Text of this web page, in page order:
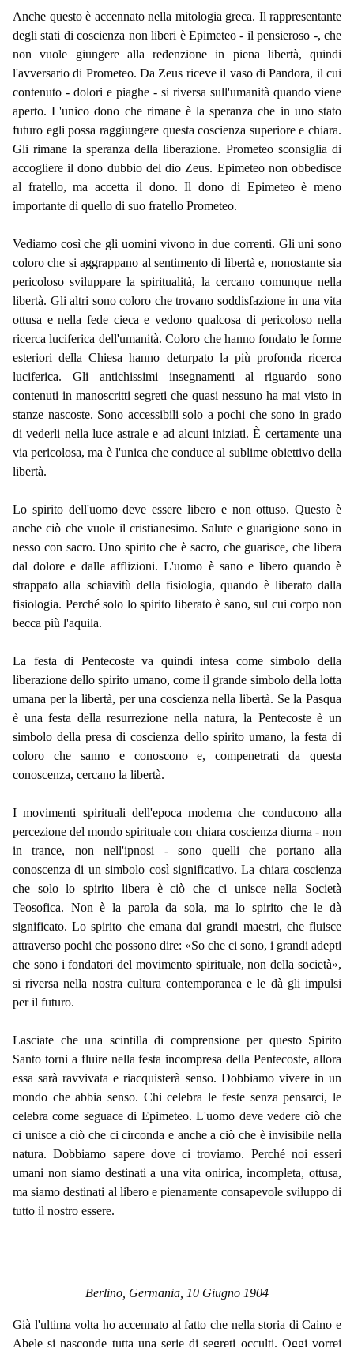
Anche questo è accennato nella mitologia greca. Il rappresentante
degli stati di coscienza non liberi è Epimeteo - il pensieroso -, che
non vuole giungere alla redenzione in piena libertà, quindi
l'avversario di Prometeo. Da Zeus riceve il vaso di Pandora, il cui
contenuto - dolori e piaghe - si riversa sull'umanità quando viene
aperto. L'unico dono che rimane è la speranza che in uno stato
futuro egli possa raggiungere questa coscienza superiore e chiara.
Gli rimane la speranza della liberazione. Prometeo sconsiglia di
accogliere il dono dubbio del dio Zeus. Epimeteo non obbedisce
al fratello, ma accetta il dono. Il dono di Epimeteo è meno
importante di quello di suo fratello Prometeo.
Vediamo così che gli uomini vivono in due correnti. Gli uni sono
coloro che si aggrappano al sentimento di libertà e, nonostante sia
pericoloso sviluppare la spiritualità, la cercano comunque nella
libertà. Gli altri sono coloro che trovano soddisfazione in una vita
ottusa e nella fede cieca e vedono qualcosa di pericoloso nella
ricerca luciferica dell'umanità. Coloro che hanno fondato le forme
esteriori della Chiesa hanno deturpato la più profonda ricerca
luciferica. Gli antichissimi insegnamenti al riguardo sono
contenuti in manoscritti segreti che quasi nessuno ha mai visto in
stanze nascoste. Sono accessibili solo a pochi che sono in grado
di vederli nella luce astrale e ad alcuni iniziati. È certamente una
via pericolosa, ma è l'unica che conduce al sublime obiettivo della
libertà.
Lo spirito dell'uomo deve essere libero e non ottuso. Questo è
anche ciò che vuole il cristianesimo. Salute e guarigione sono in
nesso con sacro. Uno spirito che è sacro, che guarisce, che libera
dal dolore e dalle afflizioni. L'uomo è sano e libero quando è
strappato alla schiavitù della fisiologia, quando è liberato dalla
fisiologia. Perché solo lo spirito liberato è sano, sul cui corpo non
becca più l'aquila.
La festa di Pentecoste va quindi intesa come simbolo della
liberazione dello spirito umano, come il grande simbolo della lotta
umana per la libertà, per una coscienza nella libertà. Se la Pasqua
è una festa della resurrezione nella natura, la Pentecoste è un
simbolo della presa di coscienza dello spirito umano, la festa di
coloro che sanno e conoscono e, compenetrati da questa
conoscenza, cercano la libertà.
I movimenti spirituali dell'epoca moderna che conducono alla
percezione del mondo spirituale con chiara coscienza diurna - non
in trance, non nell'ipnosi - sono quelli che portano alla
conoscenza di un simbolo così significativo. La chiara coscienza
che solo lo spirito libera è ciò che ci unisce nella Società
Teosofica. Non è la parola da sola, ma lo spirito che le dà
significato. Lo spirito che emana dai grandi maestri, che fluisce
attraverso pochi che possono dire: «So che ci sono, i grandi adepti
che sono i fondatori del movimento spirituale, non della società»,
si riversa nella nostra cultura contemporanea e le dà gli impulsi
per il futuro.
Lasciate che una scintilla di comprensione per questo Spirito
Santo torni a fluire nella festa incompresa della Pentecoste, allora
essa sarà ravvivata e riacquisterà senso. Dobbiamo vivere in un
mondo che abbia senso. Chi celebra le feste senza pensarci, le
celebra come seguace di Epimeteo. L'uomo deve vedere ciò che
ci unisce a ciò che ci circonda e anche a ciò che è invisibile nella
natura. Dobbiamo sapere dove ci troviamo. Perché noi esseri
umani non siamo destinati a una vita onirica, incompleta, ottusa,
ma siamo destinati al libero e pienamente consapevole sviluppo di
tutto il nostro essere.
Berlino, Germania, 10 Giugno 1904
Già l'ultima volta ho accennato al fatto che nella storia di Caino e
Abele si nasconde tutta una serie di segreti occulti. Oggi vorrei